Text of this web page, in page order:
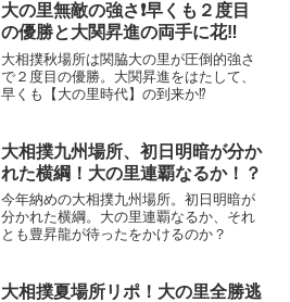
大の里無敵の強さ❗早くも２度目
の優勝と大関昇進の両手に花‼️
大相撲秋場所は関脇大の里が圧倒的強さ
で２度目の優勝。大関昇進をはたして、
早くも【大の里時代】の到来か⁉️
大相撲九州場所、初日明暗が分か
れた横綱！大の里連覇なるか！？
今年納めの大相撲九州場所。初日明暗が
分かれた横綱。大の里連覇なるか、それ
とも豊昇龍が待ったをかけるのか？
大相撲夏場所リポ！大の里全勝逃